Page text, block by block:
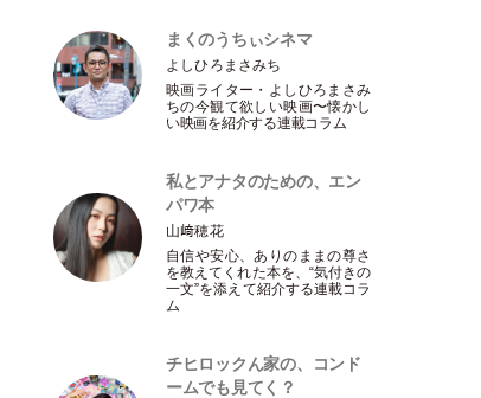
まくのうちぃシネマ
よしひろまさみち
映画ライター ・ よしひろまさみ
ちの今観て欲しい映画〜懐かし
い映画を紹介する連載コラム
私とアナタのための、エン
パワ本
山﨑穂花
自信や安心、ありのままの尊さ
を教えてくれた本を、“気付きの
一文”を添えて紹介する連載コラ
ム
チヒロックん家の、コンド
ームでも見てく？